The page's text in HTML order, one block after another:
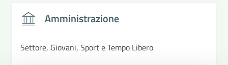
Amministrazione
Settore, Giovani, Sport e Tempo Libero